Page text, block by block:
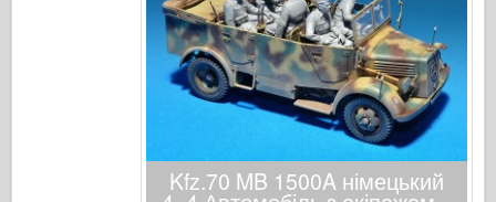
Kfz.70 MB 1500A німецький